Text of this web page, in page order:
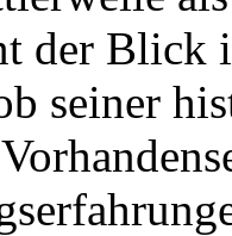
der Blick
seiner